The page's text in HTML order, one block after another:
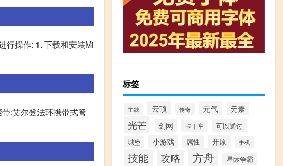
行操作: 1. 下载和安装Mi
:艾尔登法环携带式弩
标签
主线 云顶 传奇 元气 元素
光芒 剑网 卡丁车 可以通过
城堡 小游戏 属性 开原 手机
技能 攻略 方舟 星际争霸